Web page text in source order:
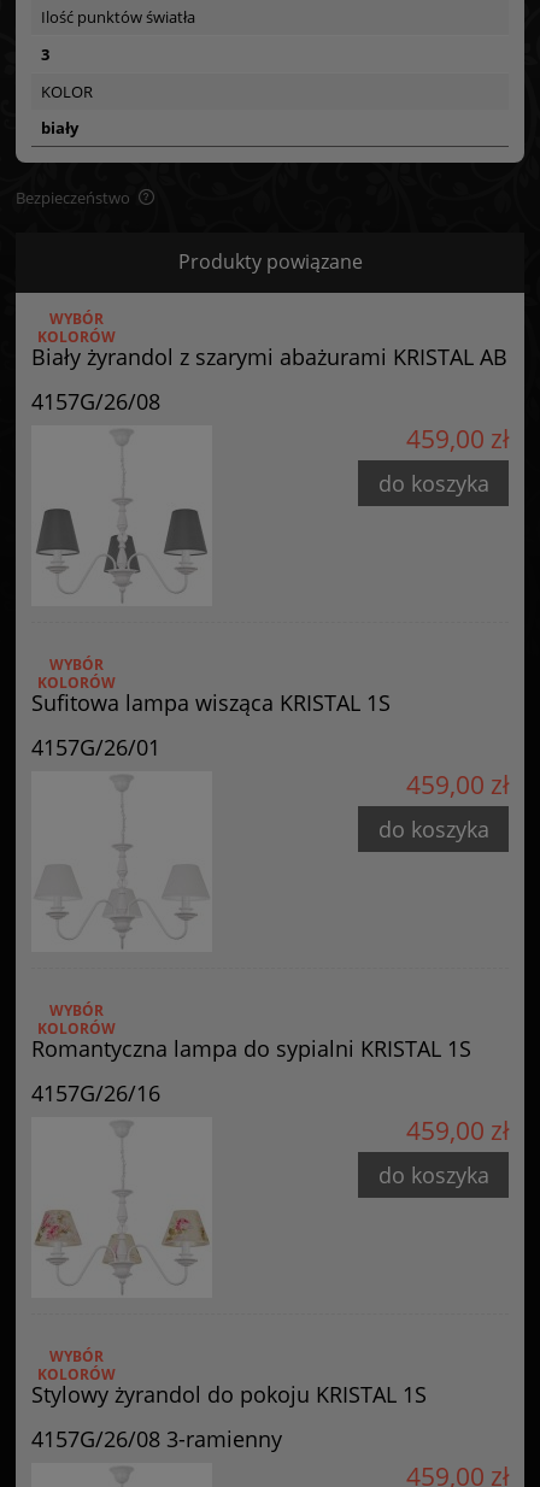
Ilość punktów światła
3
KOLOR
biały
Bezpieczeństwo
Certyfikaty i ostrzeżenie bezpieczeństwa
Posiada oznaczenie CE (zgodność z normami UE).
Starzyńskiego 6
info@goldsun-lampy.pl
Produkty powiązane
Biały żyrandol z szarymi abażurami KRISTAL AB
4157G/26/08
WYBÓR
KOLORÓW
459,00 zł
do koszyka
Sufitowa lampa wisząca KRISTAL 1S
4157G/26/01
WYBÓR
KOLORÓW
459,00 zł
do koszyka
Romantyczna lampa do sypialni KRISTAL 1S
4157G/26/16
WYBÓR
KOLORÓW
459,00 zł
do koszyka
Stylowy żyrandol do pokoju KRISTAL 1S
4157G/26/08 3-ramienny
WYBÓR
KOLORÓW
459,00 zł